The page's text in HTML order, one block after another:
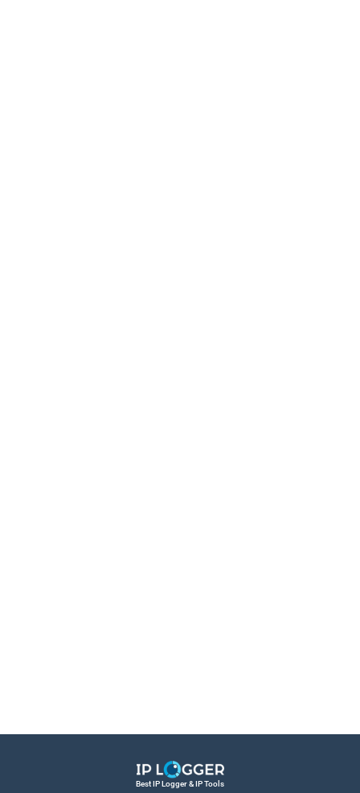
Best IP Logger & IP Tools